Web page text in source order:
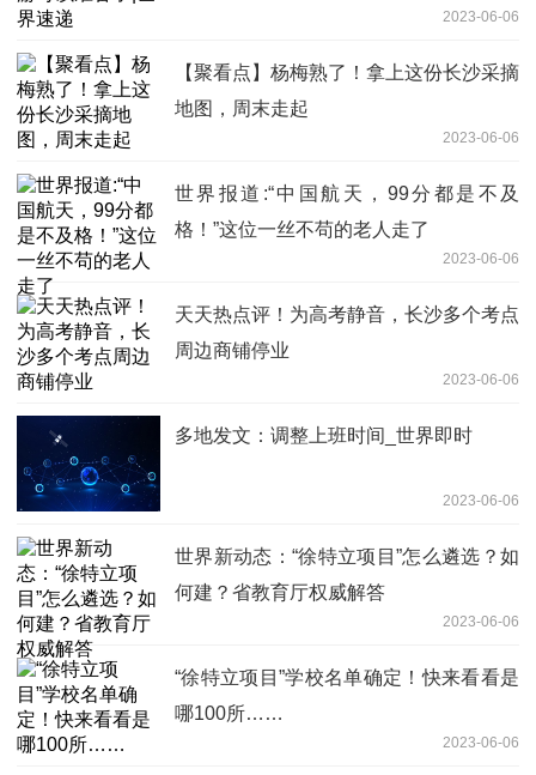
2023-06-06
【聚看点】杨梅熟了！拿上这份长沙采摘
地图，周末走起
2023-06-06
世界报道:“中国航天，99分都是不及
格！”这位一丝不苟的老人走了
2023-06-06
天天热点评！为高考静音，长沙多个考点
周边商铺停业
2023-06-06
多地发文：调整上班时间_世界即时
2023-06-06
世界新动态：“徐特立项目”怎么遴选？如
何建？省教育厅权威解答
2023-06-06
“徐特立项目”学校名单确定！快来看看是
哪100所……
2023-06-06